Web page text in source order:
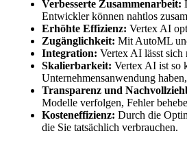
Verbesserte Zusammenarbeit:
Entwickler können nahtlos
Erhöhte Effizienz: Vertex AI
Zugänglichkeit: Mit AutoML
Integration: Vertex AI lässt sich
Skalierbarkeit: Vertex AI ist so
Unternehmensanwendung
Transparenz und
Modelle verfolgen, Fehler
Kosteneffizienz: Durch die
die Sie tatsächlich verbrauchen.